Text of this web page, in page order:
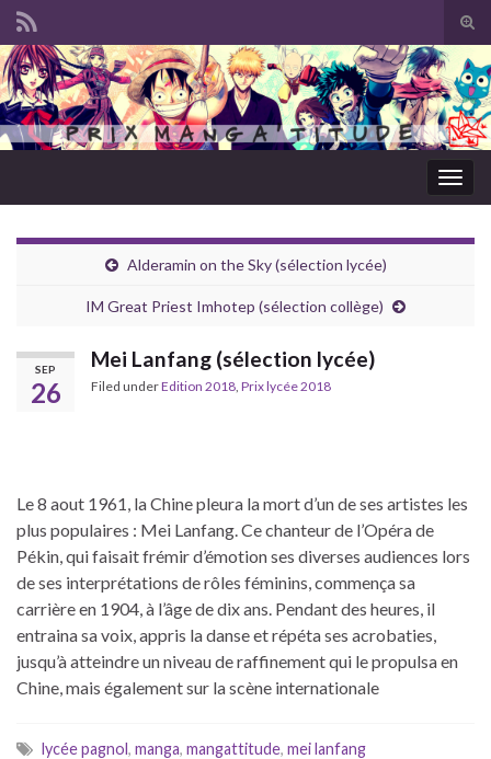
Search for:
Alderamin on the Sky (sélection lycée)
IM Great Priest Imhotep (sélection collège)
SEP
26
Mei Lanfang (sélection lycée)
Filed underEdition 2018 Prix lycée 2018
Le 8 aout 1961, la Chine pleura la mort d’un de ses artistes les
plus populaires : Mei Lanfang. Ce chanteur de l’Opéra de
Pékin, qui faisait frémir d’émotion ses diverses audiences lors
de ses interprétations de rôles féminins, commença sa
carrière en 1904, à l’âge de dix ans. Pendant des heures, il
entraina sa voix, appris la danse et répéta ses acrobaties,
jusqu’à atteindre un niveau de raffinement qui le propulsa en
Chine, mais également sur la scène internationale
lycée pagnol, manga, mangattitude, mei lanfang